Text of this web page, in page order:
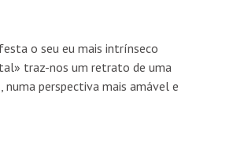
o seu eu mais intrínseco
traz-nos um retrato de uma
perspectiva mais amável e